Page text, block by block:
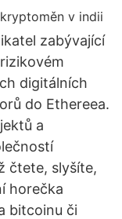
zabývající
digitálních
do Ethereea.
a
čtete, slyšíte,
horečka
bitcoinu či